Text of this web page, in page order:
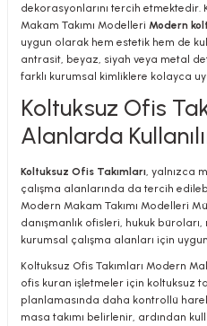
dekorasyonlarını tercih etmektedir.
Makam Takımı Modelleri Modern
uygun olarak hem estetik hem de
antrasit, beyaz, siyah veya metal
farklı kurumsal kimliklere kolayca
Koltuksuz Ofis
Alanlarda
Koltuksuz Ofis Takımları , yalnızca
çalışma alanlarında da tercih
Modern Makam Takımı Modelleri
danışmanlık ofisleri, hukuk
kurumsal çalışma alanları için
Koltuksuz Ofis Takımları Modern
ofis kuran işletmeler için koltuksuz
planlamasında daha kontrollü
masa takımı belirlenir, ardından